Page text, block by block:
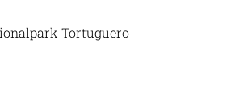
Tortuguero